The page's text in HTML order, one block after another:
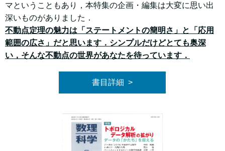
マということもあり，本特集の企画・編集は大変に思い出
深いものがありました．
不動点定理の魅力は「ステートメントの簡明さ」と「応用
範囲の広さ」だと思います．シンプルだけどとても奥深
い，そんな不動点の世界があなたを待っています．
書目詳細